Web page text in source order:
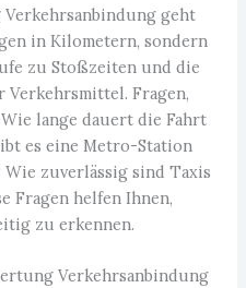
geht
in Kilometern, sondern
zu Stoßzeiten und die
Fragen,
lange dauert die Fahrt
es eine Metro-Station
zuverlässig sind Taxis
Fragen helfen Ihnen,
zu erkennen.
Verkehrsanbindung